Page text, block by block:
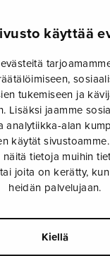
käyttää
tukemiseen ja
Lisäksi jaamme
analytiikka-alan
käytät
tietoja muihin
joita on kerätty,
heidän palvelujaan.
Kiellä
ja
A la